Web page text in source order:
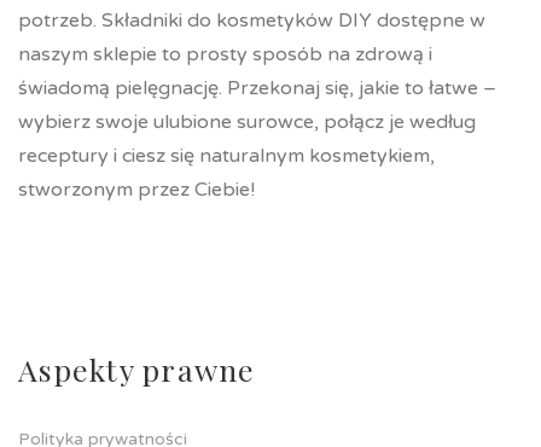
potrzeb. Składniki do kosmetyków DIY dostępne w
naszym sklepie to prosty sposób na zdrową i
świadomą pielęgnację. Przekonaj się, jakie to łatwe –
wybierz swoje ulubione surowce, połącz je według
receptury i ciesz się naturalnym kosmetykiem,
stworzonym przez Ciebie!
Aspekty prawne
Polityka prywatności